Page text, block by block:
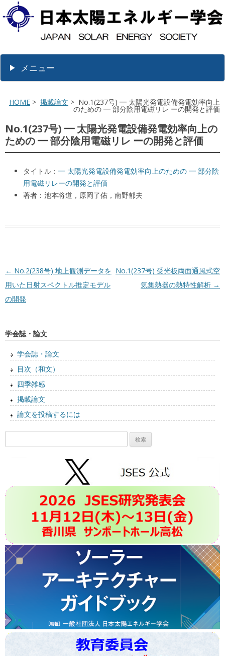
メニュー
HOME > 掲載論文 > No.1(237号) ━ 太陽光発電設備発電効率向上
のための ━ 部分陰用電磁リレ ーの開発と評価
No.1(237号) ━ 太陽光発電設備発電効率向上の
ための ━ 部分陰用電磁リレ ーの開発と評価
タイトル： ━ 太陽光発電設備発電効率向上のための ━ 部分陰
用電磁リレーの開発と評価
著者：池本将道，原岡了佑，南野郁夫
投稿ナビゲーション
← No.2(238号) 地上観測データを
用いた日射スペクトル推定モデル
の開発
No.1(237号) 受光板両面通風式空
気集熱器の熱特性解析 →
学会誌・論文
学会誌・論文
目次（和文）
四季雑感
掲載論文
論文を投稿するには
索: